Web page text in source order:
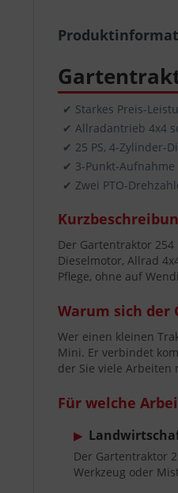
✔ Starkes Preis-
✔ Allradantrieb 4x4
✔ 25 PS, 4-Zylinder-
✔ 3-Punkt-
✔ Zwei PTO-
Der Gartentraktor
Dieselmotor, Allrad
Pflege, ohne auf
Warum sich der
Wer einen kleinen
Mini. Er verbindet
der Sie viele
Für welche
▶
Der Gartentraktor
Werkzeug oder